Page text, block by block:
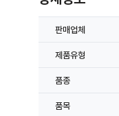
판매업체
제품유형
품종
품목